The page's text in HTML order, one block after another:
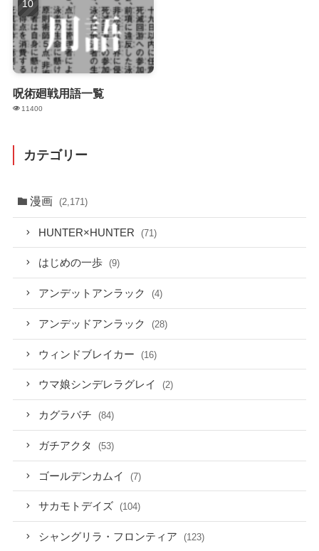
呪術廻戦用語一覧
11400
カテゴリー
漫画 (2,171)
HUNTER×HUNTER (71)
はじめの一歩 (9)
アンデットアンラック (4)
アンデッドアンラック (28)
ウィンドブレイカー (16)
ウマ娘シンデレラグレイ (2)
カグラバチ (84)
ガチアクタ (53)
ゴールデンカムイ (7)
サカモトデイズ (104)
シャングリラ・フロンティア (123)